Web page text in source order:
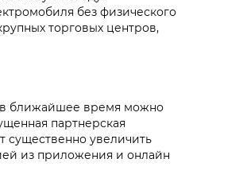
без физического
торговых центров,
в ближайшее время можно
партнерская
существенно увеличить
из приложения и онлайн